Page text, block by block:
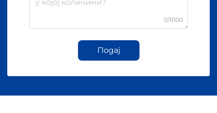
0/1000
Подај